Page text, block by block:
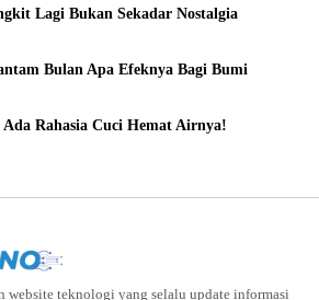
Lagi Bukan Sekadar Nostalgia
Bulan Apa Efeknya Bagi Bumi
Rahasia Cuci Hemat Airnya!
website teknologi yang selalu update informasi